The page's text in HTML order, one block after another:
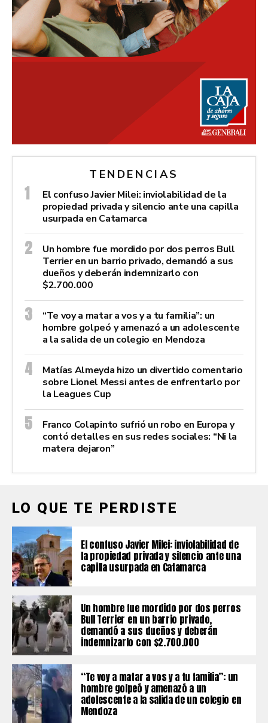
TENDENCIAS
El confuso Javier Milei: inviolabilidad de la
propiedad privada y silencio ante una capilla
usurpada en Catamarca
Un hombre fue mordido por dos perros Bull
Terrier en un barrio privado, demandó a sus
dueños y deberán indemnizarlo con
$2.700.000
“Te voy a matar a vos y a tu familia”: un
hombre golpeó y amenazó a un adolescente
a la salida de un colegio en Mendoza
Matías Almeyda hizo un divertido comentario
sobre Lionel Messi antes de enfrentarlo por
la Leagues Cup
Franco Colapinto sufrió un robo en Europa y
contó detalles en sus redes sociales: “Ni la
matera dejaron”
LO QUE TE PERDISTE
El confuso Javier Milei: inviolabilidad de
la propiedad privada y silencio ante una
capilla usurpada en Catamarca
Un hombre fue mordido por dos perros
Bull Terrier en un barrio privado,
demandó a sus dueños y deberán
indemnizarlo con $2.700.000
“Te voy a matar a vos y a tu familia”: un
hombre golpeó y amenazó a un
adolescente a la salida de un colegio en
Mendoza